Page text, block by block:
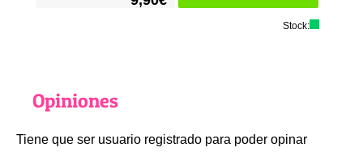
Stock:
Opiniones
Tiene que ser usuario registrado para poder opinar